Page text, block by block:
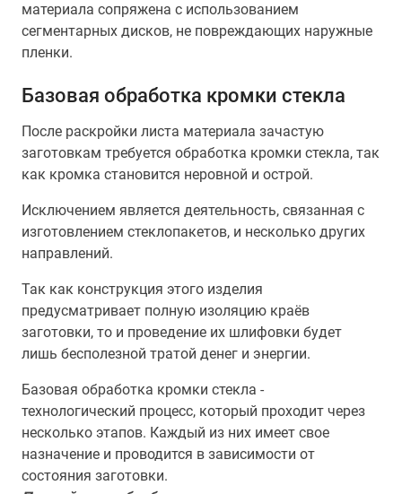
материала сопряжена с использованием
сегментарных дисков, не повреждающих наружные
пленки.
Базовая обработка кромки стекла
После раскройки листа материала зачастую
заготовкам требуется обработка кромки стекла, так
как кромка становится неровной и острой.
Исключением является деятельность, связанная с
изготовлением стеклопакетов, и несколько других
направлений.
Так как конструкция этого изделия
предусматривает полную изоляцию краёв
заготовки, то и проведение их шлифовки будет
лишь бесполезной тратой денег и энергии.
Базовая обработка кромки стекла -
технологический процесс, который проходит через
несколько этапов. Каждый из них имеет свое
назначение и проводится в зависимости от
состояния заготовки.